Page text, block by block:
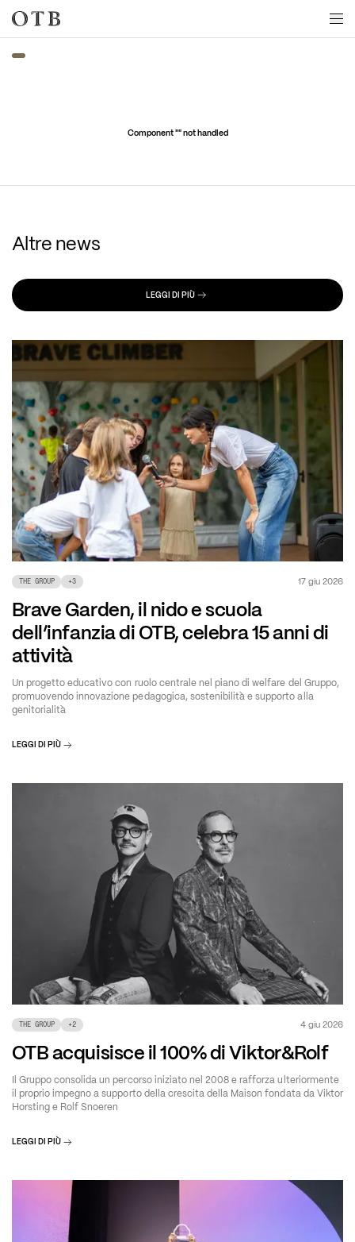
Skip to main content
Component "" not handled
Altre news
LEGGI DI PIÙ
THE GROUP +3 17 giu 2026
Brave Garden, il nido e scuola
dell’infanzia di OTB, celebra 15 anni di
attività
Un progetto educativo con ruolo centrale nel piano di welfare del Gruppo,
promuovendo innovazione pedagogica, sostenibilità e supporto alla
genitorialità
LEGGI DI PIÙ
THE GROUP +2 4 giu 2026
OTB acquisisce il 100% di Viktor&Rolf
Il Gruppo consolida un percorso iniziato nel 2008 e rafforza ulteriormente
il proprio impegno a supporto della crescita della Maison fondata da Viktor
Horsting e Rolf Snoeren
LEGGI DI PIÙ